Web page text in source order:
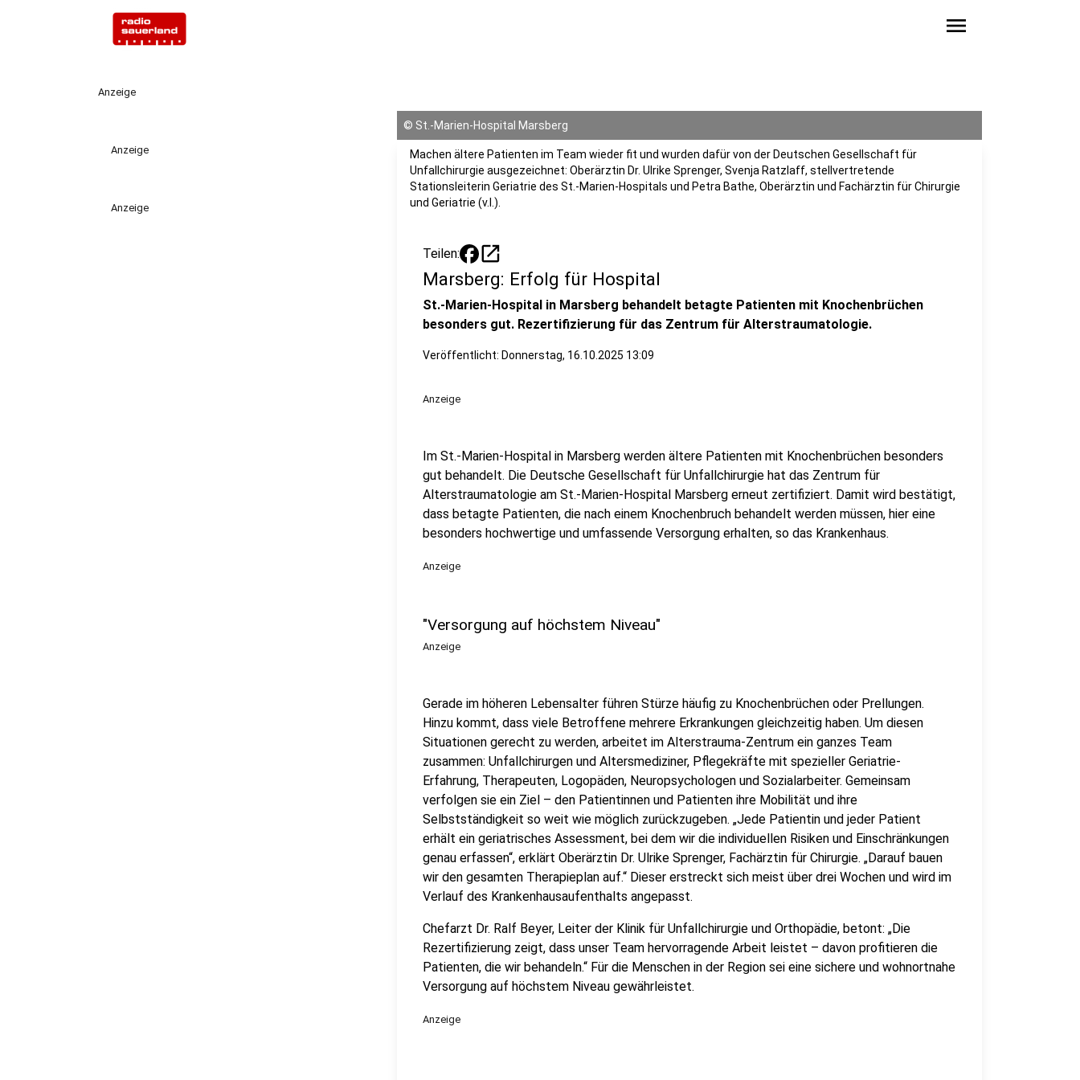
menu
Anzeige
Anzeige
Anzeige
© St.-Marien-Hospital Marsberg
Machen ältere Patienten im Team wieder fit und wurden dafür von der Deutschen Gesellschaft für
Unfallchirurgie ausgezeichnet: Oberärztin Dr. Ulrike Sprenger, Svenja Ratzlaff, stellvertretende
Stationsleiterin Geriatrie des St.-Marien-Hospitals und Petra Bathe, Oberärztin und Fachärztin für Chirurgie
und Geriatrie (v.l.).
Teilen: open_in_new
Marsberg: Erfolg für Hospital
St.-Marien-Hospital in Marsberg behandelt betagte Patienten mit Knochenbrüchen
besonders gut. Rezertifizierung für das Zentrum für Alterstraumatologie.
Veröffentlicht: Donnerstag, 16.10.2025 13:09
Anzeige
Im St.-Marien-Hospital in Marsberg werden ältere Patienten mit Knochenbrüchen besonders
gut behandelt. Die Deutsche Gesellschaft für Unfallchirurgie hat das Zentrum für
Alterstraumatologie am St.-Marien-Hospital Marsberg erneut zertifiziert. Damit wird bestätigt,
dass betagte Patienten, die nach einem Knochenbruch behandelt werden müssen, hier eine
besonders hochwertige und umfassende Versorgung erhalten, so das Krankenhaus.
Anzeige
"Versorgung auf höchstem Niveau"
Anzeige
Gerade im höheren Lebensalter führen Stürze häufig zu Knochenbrüchen oder Prellungen.
Hinzu kommt, dass viele Betroffene mehrere Erkrankungen gleichzeitig haben. Um diesen
Situationen gerecht zu werden, arbeitet im Alterstrauma-Zentrum ein ganzes Team
zusammen: Unfallchirurgen und Altersmediziner, Pflegekräfte mit spezieller Geriatrie-
Erfahrung, Therapeuten, Logopäden, Neuropsychologen und Sozialarbeiter. Gemeinsam
verfolgen sie ein Ziel – den Patientinnen und Patienten ihre Mobilität und ihre
Selbstständigkeit so weit wie möglich zurückzugeben. „Jede Patientin und jeder Patient
erhält ein geriatrisches Assessment, bei dem wir die individuellen Risiken und Einschränkungen
genau erfassen“, erklärt Oberärztin Dr. Ulrike Sprenger, Fachärztin für Chirurgie. „Darauf bauen
wir den gesamten Therapieplan auf.“ Dieser erstreckt sich meist über drei Wochen und wird im
Verlauf des Krankenhausaufenthalts angepasst.
Chefarzt Dr. Ralf Beyer, Leiter der Klinik für Unfallchirurgie und Orthopädie, betont: „Die
Rezertifizierung zeigt, dass unser Team hervorragende Arbeit leistet – davon profitieren die
Patienten, die wir behandeln.“ Für die Menschen in der Region sei eine sichere und wohnortnahe
Versorgung auf höchstem Niveau gewährleistet.
Anzeige